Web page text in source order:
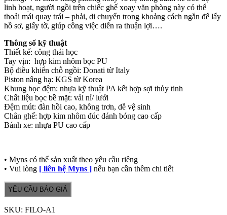
linh hoạt, người ngồi trên chiếc ghế xoay văn phòng này có thể
thoải mái quay trái – phải, di chuyển trong khoảng cách ngắn để lấy
hồ sơ, giấy tờ, giúp công việc diễn ra thuận lợi….
Thông số kỹ thuật
Thiết kế: công thái học
Tay vịn: hợp kim nhôm bọc PU
Bộ điều khiển chỗ ngồi: Donati từ Italy
Piston nâng hạ: KGS từ Korea
Khung bọc đệm: nhựa kỹ thuật PA kết hợp sợi thủy tinh
Chất liệu bọc bề mặt: vải nỉ/ lưới
Đệm mút: đàn hồi cao, không trơn, dễ vệ sinh
Chân ghế: hợp kim nhôm đúc đánh bóng cao cấp
Bánh xe: nhựa PU cao cấp
• Myns có thể sản xuất theo yêu cầu riêng
• Vui lòng [ liên hệ Myns ] nếu bạn cần thêm chi tiết
YÊU CẦU BÁO GIÁ
SKU: FILO-A1